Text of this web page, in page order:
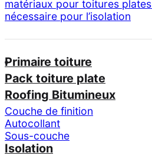
matériaux pour toitures plates
nécessaire pour l’isolation
Primaire toiture
Pack toiture plate
Roofing Bitumineux
Couche de finition
Autocollant
Sous-couche
Isolation